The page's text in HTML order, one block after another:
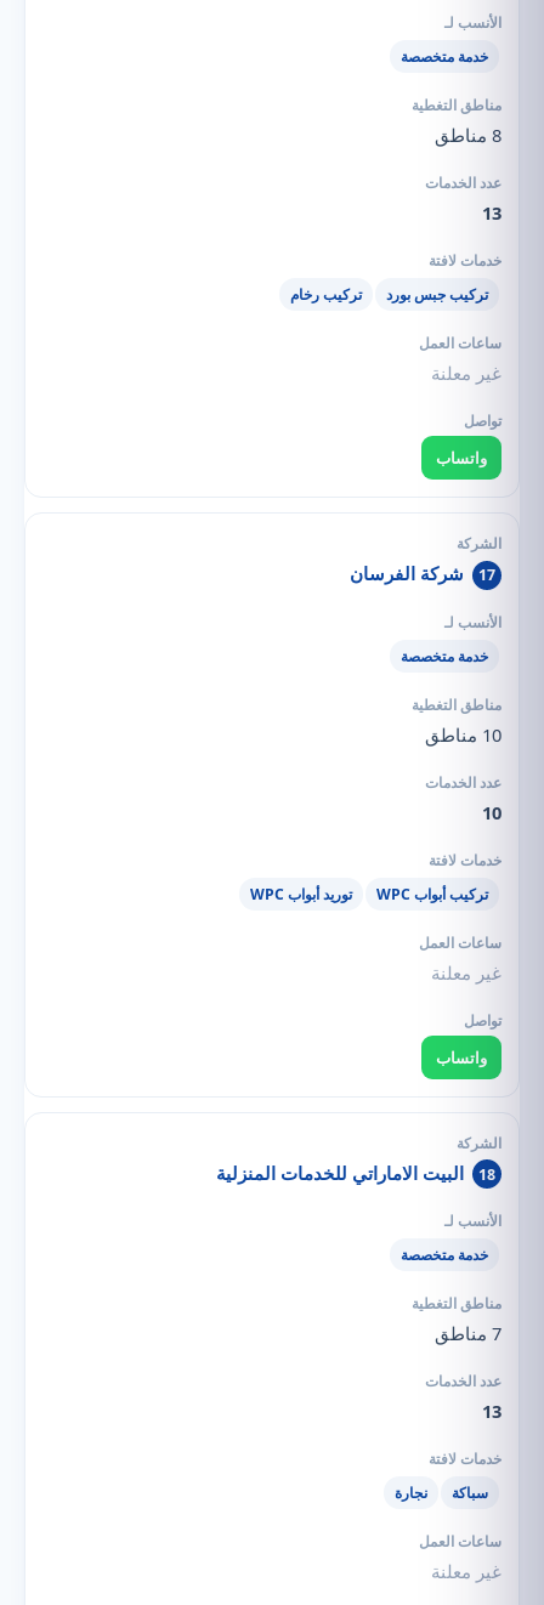
خدمة متخصصة
8 مناطق
13
تركيب جبس بورد تركيب رخام
غير معلنة
واتساب
17 شركة الفرسان
خدمة متخصصة
10 مناطق
10
تركيب أبواب WPC توريد أبواب WPC
غير معلنة
واتساب
18 البيت الاماراتي للخدمات المنزلية
خدمة متخصصة
7 مناطق
13
سباكة نجارة
غير معلنة